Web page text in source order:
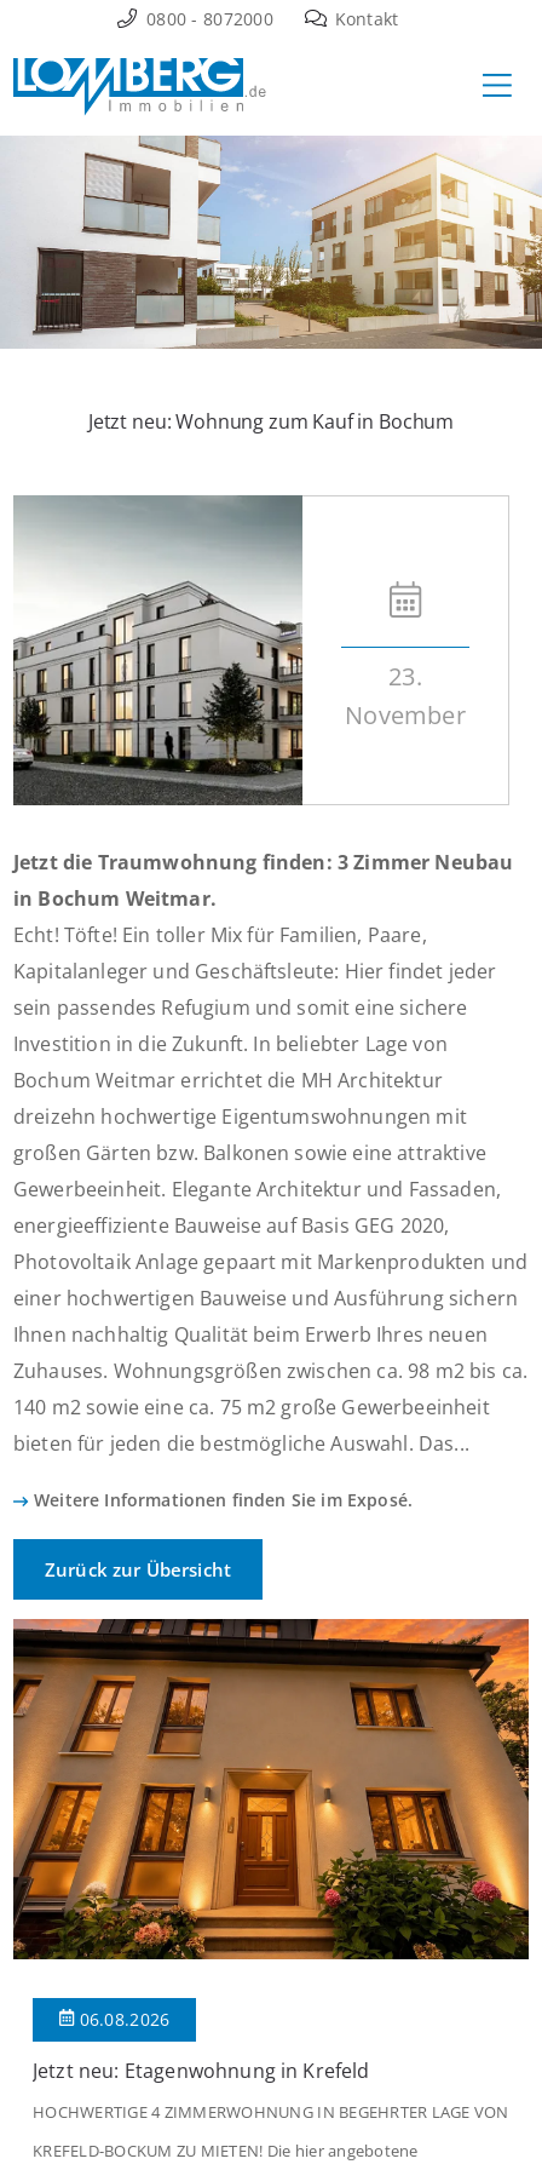
Inhalt
springen
0800 - 8072000 Kontakt
Jetzt neu: Wohnung zum Kauf in Bochum
23.
November
Jetzt die Traumwohnung finden: 3 Zimmer Neubau
in Bochum Weitmar.
Echt! Töfte! Ein toller Mix für Familien, Paare,
Kapitalanleger und Geschäftsleute: Hier findet jeder
sein passendes Refugium und somit eine sichere
Investition in die Zukunft. In beliebter Lage von
Bochum Weitmar errichtet die MH Architektur
dreizehn hochwertige Eigentumswohnungen mit
großen Gärten bzw. Balkonen sowie eine attraktive
Gewerbeeinheit. Elegante Architektur und Fassaden,
energieeffiziente Bauweise auf Basis GEG 2020,
Photovoltaik Anlage gepaart mit Markenprodukten und
einer hochwertigen Bauweise und Ausführung sichern
Ihnen nachhaltig Qualität beim Erwerb Ihres neuen
Zuhauses. Wohnungsgrößen zwischen ca. 98 m2 bis ca.
140 m2 sowie eine ca. 75 m2 große Gewerbeeinheit
bieten für jeden die bestmögliche Auswahl. Das...
Weitere Informationen finden Sie im Exposé.
Zurück zur Übersicht
06.08.2026
Jetzt neu: Etagenwohnung in Krefeld
HOCHWERTIGE 4 ZIMMERWOHNUNG IN BEGEHRTER LAGE VON
KREFELD-BOCKUM ZU MIETEN! Die hier angebotene